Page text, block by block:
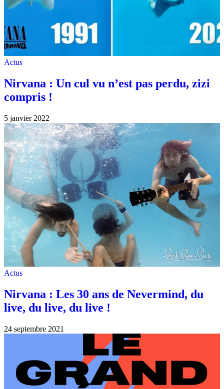
Actus
Nirvana : Un cul vu n’est pas perdu, zizi
compris !
5 janvier 2022
Actus
Nirvana : Les 30 ans de Nevermind, du
live, du live, du live !
24 septembre 2021